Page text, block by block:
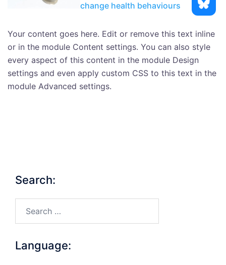
change health behaviours
Your content goes here. Edit or remove this text inline
or in the module Content settings. You can also style
every aspect of this content in the module Design
settings and even apply custom CSS to this text in the
module Advanced settings.
Search:
Language: